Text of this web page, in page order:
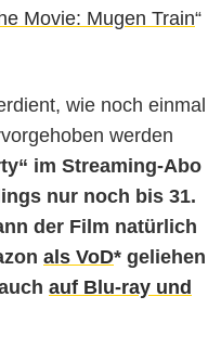
Movie: Mugen Train“
wie noch einmal
werden
im Streaming-Abo
nur noch bis 31.
der Film natürlich
als VoD* geliehen
auf Blu-ray und